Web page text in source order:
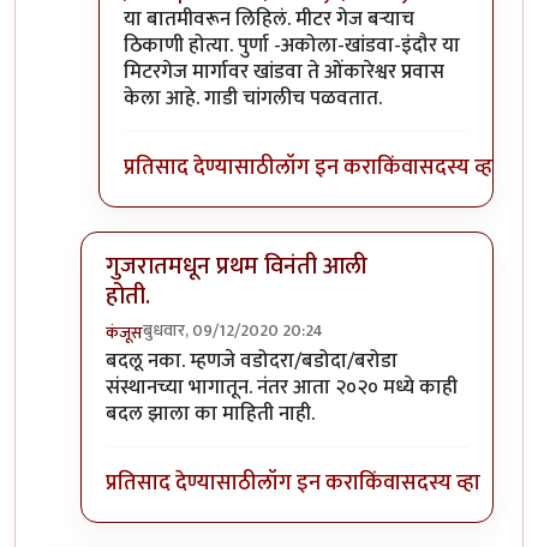
या बातमीवरून लिहिलं. मीटर गेज बऱ्याच
ठिकाणी होत्या. पुर्णा -अकोला-खांडवा-इंदौर या
मिटरगेज मार्गावर खांडवा ते ओंकारेश्वर प्रवास
केला आहे. गाडी चांगलीच पळवतात.
प्रतिसाद देण्यासाठीलॉग इन कराकिंवासदस्य व्हा
गुजरातमधून प्रथम विनंती आली
होती.
कंजूसबुधवार, 09/12/2020 20:24
In reply toमाथेरानची आहेच.byकंजूस
बदलू नका. म्हणजे वडोदरा/बडोदा/बरोडा
संस्थानच्या भागातून. नंतर आता २०२० मध्ये काही
बदल झाला का माहिती नाही.
प्रतिसाद देण्यासाठीलॉग इन कराकिंवासदस्य व्हा